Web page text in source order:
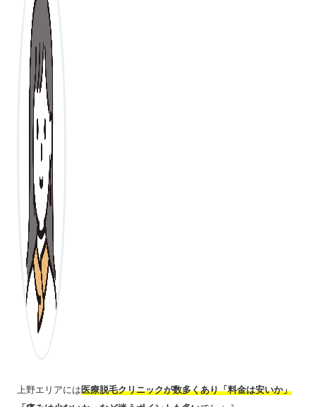
上野エリアには医療脱毛クリニックが数多くあり「料金は安いか」